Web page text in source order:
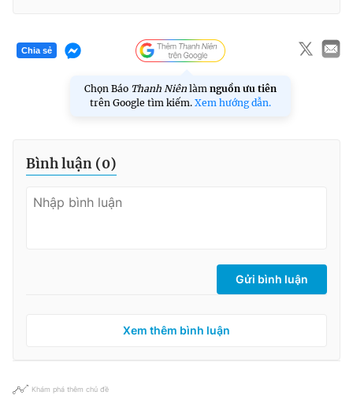
Chia sẻ
Chọn Báo Thanh Niên làm nguồn ưu tiên
trên Google tìm kiếm. Xem hướng dẫn.
Bình luận (0)
Gửi bình luận
Xem thêm bình luận
Khám phá thêm chủ đề